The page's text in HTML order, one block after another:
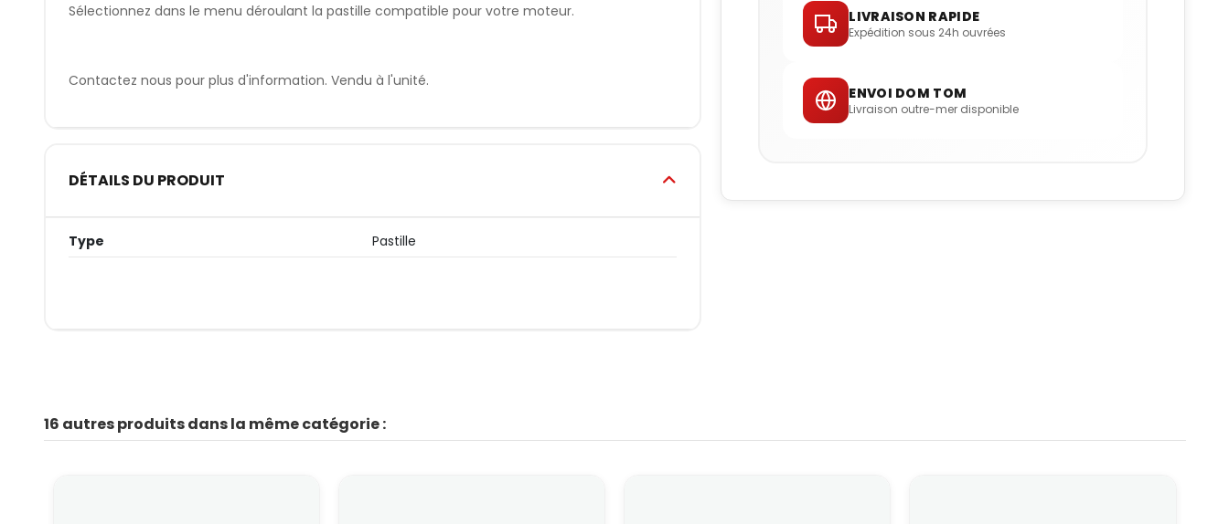
Sélectionnez dans le menu déroulant la pastille compatible pour votre moteur.
Contactez nous pour plus d'information. Vendu à l'unité.
DÉTAILS DU PRODUIT
Type Pastille
LIVRAISON RAPIDE
Expédition sous 24h ouvrées
ENVOI DOM TOM
Livraison outre-mer disponible
16 autres produits dans la même catégorie :